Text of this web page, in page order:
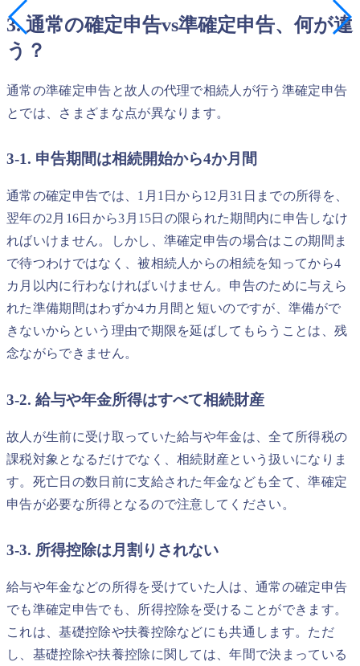
3. 通常の確定申告vs準確定申告、何が違
う？
通常の準確定申告と故人の代理で相続人が行う準確定申告
とでは、さまざまな点が異なります。
3-1. 申告期間は相続開始から4か月間
通常の確定申告では、1月1日から12月31日までの所得を、
翌年の2月16日から3月15日の限られた期間内に申告しなけ
ればいけません。しかし、準確定申告の場合はこの期間ま
で待つわけではなく、被相続人からの相続を知ってから4
カ月以内に行わなければいけません。申告のために与えら
れた準備期間はわずか4カ月間と短いのですが、準備がで
きないからという理由で期限を延ばしてもらうことは、残
念ながらできません。
3-2. 給与や年金所得はすべて相続財産
故人が生前に受け取っていた給与や年金は、全て所得税の
課税対象となるだけでなく、相続財産という扱いになりま
す。死亡日の数日前に支給された年金なども全て、準確定
申告が必要な所得となるので注意してください。
3-3. 所得控除は月割りされない
給与や年金などの所得を受けていた人は、通常の確定申告
でも準確定申告でも、所得控除を受けることができます。
これは、基礎控除や扶養控除などにも共通します。ただ
し、基礎控除や扶養控除に関しては、年間で決まっている